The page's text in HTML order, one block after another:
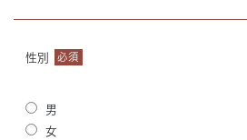
性別 必須
男
女